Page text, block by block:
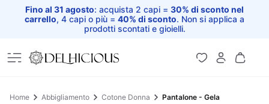
Fino al 31 agosto: acquista 2 capi = 30% di sconto nel
carrello, 4 capi o più = 40% di sconto. Non si applica a
prodotti scontati e gioielli.
Home
Home Abbigliamento Cotone Donna Pantalone - Gela